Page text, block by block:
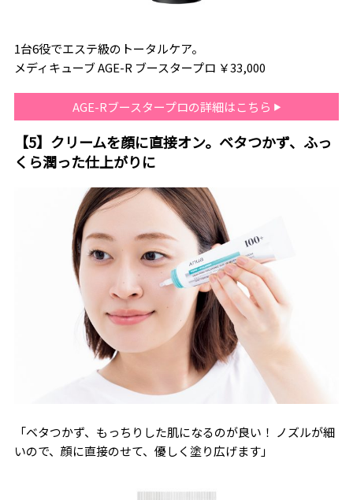
1台6役でエステ級のトータルケア。
メディキューブ AGE-R ブースタープロ ￥33,000
AGE-Rブースタープロの詳細はこちら
【5】クリームを顔に直接オン。ベタつかず、ふっ
くら潤った仕上がりに
「ベタつかず、もっちりした肌になるのが良い！ ノズルが細
いので、顔に直接のせて、優しく塗り広げます」